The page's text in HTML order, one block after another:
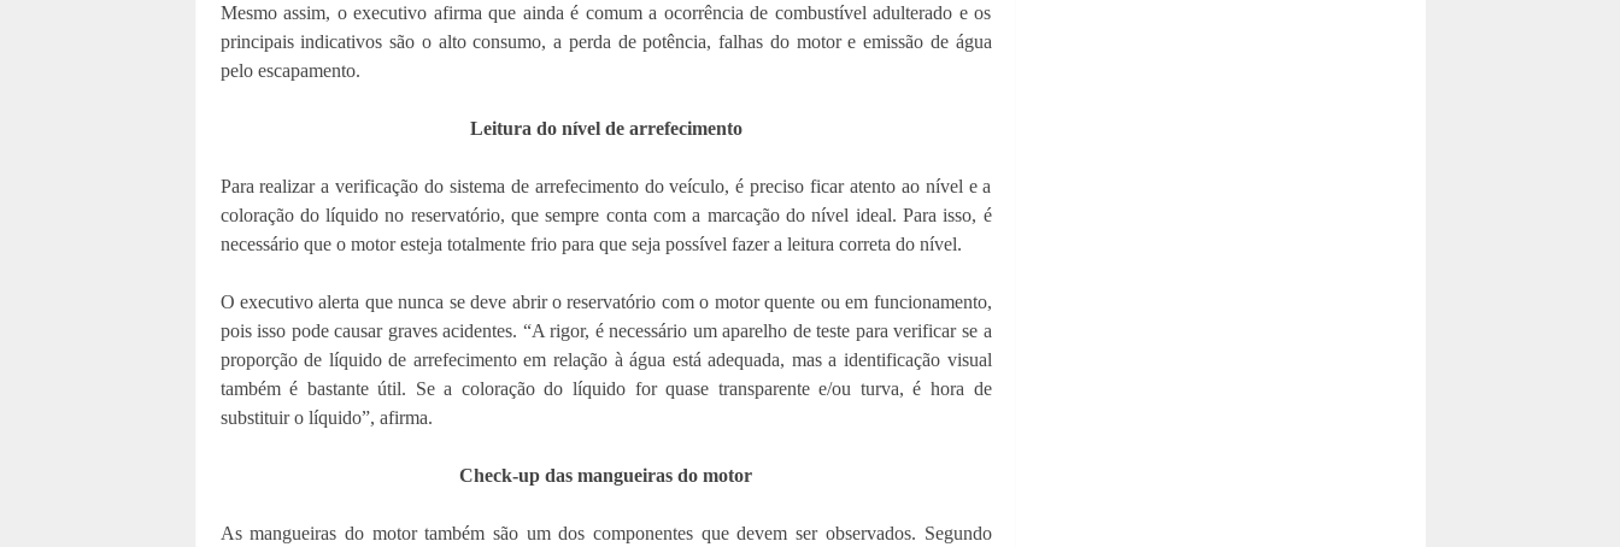
Mesmo assim, o executivo afirma que ainda é comum a ocorrência de combustível adulterado e os
principais indicativos são o alto consumo, a perda de potência, falhas do motor e emissão de água
pelo escapamento.
Leitura do nível de arrefecimento
Para realizar a verificação do sistema de arrefecimento do veículo, é preciso ficar atento ao nível e a
coloração do líquido no reservatório, que sempre conta com a marcação do nível ideal. Para isso, é
necessário que o motor esteja totalmente frio para que seja possível fazer a leitura correta do nível.
O executivo alerta que nunca se deve abrir o reservatório com o motor quente ou em funcionamento,
pois isso pode causar graves acidentes. “A rigor, é necessário um aparelho de teste para verificar se a
proporção de líquido de arrefecimento em relação à água está adequada, mas a identificação visual
também é bastante útil. Se a coloração do líquido for quase transparente e/ou turva, é hora de
substituir o líquido”, afirma.
Check-up das mangueiras do motor
As mangueiras do motor também são um dos componentes que devem ser observados. Segundo